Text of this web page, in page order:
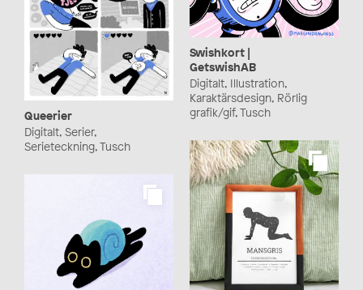
Swishkort |
GetswishAB
Digitalt, Illustration,
Karaktärsdesign, Rörlig
grafik/gif, Tusch
Queerier
Digitalt, Serier,
Serieteckning, Tusch